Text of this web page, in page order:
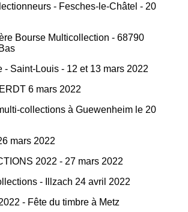
- Fesches-le-Châtel - 20
Bourse Multicollection - 68790
- Saint-Louis - 12 et 13 mars 2022
6 mars 2022
collections à Guewenheim le 20
mars 2022
2022 - 27 mars 2022
- Illzach 24 avril 2022
- Fête du timbre à Metz